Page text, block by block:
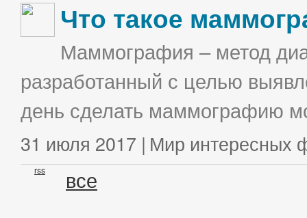
Что такое
Маммография – метод
разработанный с целью
день сделать маммографию
31 июля 2017 | Мир интересных
rss все